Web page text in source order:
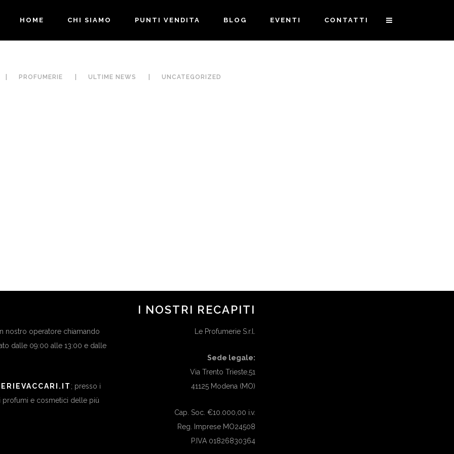
HOME CHI SIAMO PUNTI VENDITA BLOG EVENTI CONTATTI
PROFUMERIE ULTIME NEWS UNCATEGORIZED
nostro operatore chiamando
dalle 09:00 alle 13:00 e dalle
; presso i
profumi e cosmetici delle più
I NOSTRI RECAPITI
Le Profumerie S.r.l.
Sede legale:
Via Trento Trieste,51
41125 Modena (MO)
Cap. Soc. €10.000,00 i.v.
Reg. Imprese MO24508
P.IVA 01826830364